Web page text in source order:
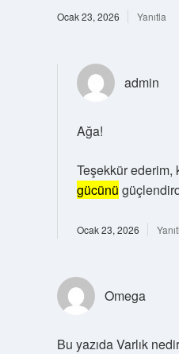
Ocak 23, 2026 Yanıtla
admin
Ağa!
Teşekkür ederim,
gücünü
Ocak 23, 2026
Omega
Bu yazıda Varlık